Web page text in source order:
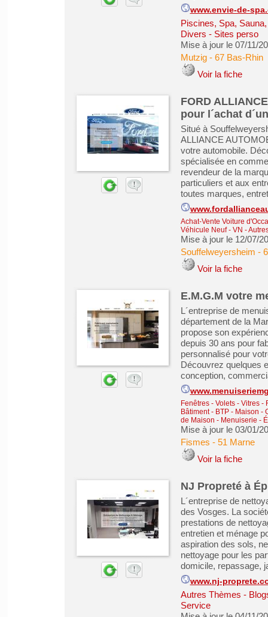
www.envie-de-
Piscines, Spa,
Divers - Sites perso
Mise à jour le 07/11/
Mutzig- 67 Bas-Rhin
Voir la fiche
FORD
pour l´achat
Situé à
ALLIANCE
votre automobile.
spécialisée en
revendeur de la
particuliers et aux
toutes marques,
Achat-Vente Voiture
Véhicule Neuf - VN -
Mise à jour le 12/07/
Souffelweyersheim -
Voir la fiche
E.M.G.M votre
L´entreprise de
département de la
propose son
depuis 30 ans pour
personnalisé pour
Découvrez quelques
conception,
Fenêtres - Volets - Vitres -
Bâtiment - BTP - Maison
de Maison - Menuiserie -
Mise à jour le 03/01/
Fismes - 51 Marne
Voir la fiche
NJ Propreté à
L´entreprise de
des Vosges. La
prestations de
entretien et ménage
aspiration des sols,
nettoyage pour les
domicile, repassage,
www.nj-
Autres Thèmes -
Service